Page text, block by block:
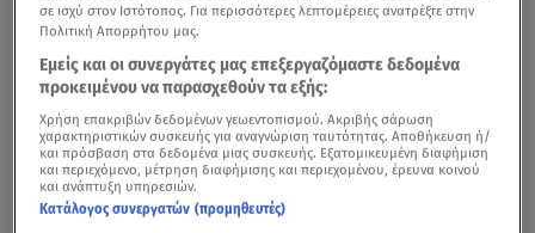
τη νέα κορυφαία έκδοση του δημοφιλούς, αμιγώς
ηλεκτρικού SUV,Το ATTO 2 Comfort διαθέτει μια
ελαφρώς ανανεωμένη εσωτερική διαρρύθμιση
συγκριτικά με τις υπόλοιπες εκδόσεις
, ενώ η καμπίνα
συνδυάζει κομψό σχεδιασμό και υλικά premium
ποιότητας με ευρυχωρία και έξυπνα ενσωματωμένη
τεχνολογία. με μεγαλύτερη χωρητικότητα μπαταρίας,
σε ισχύ στον Ιστότοπος. Για περισσότερες λεπτομέρειες ανατρέξτε στην
Πολιτική Απορρήτου μας.
Εμείς και οι συνεργάτες μας επεξεργαζόμαστε δεδομένα
προκειμένου να παρασχεθούν τα εξής:
Χρήση επακριβών δεδομένων γεωεντοπισμού. Ακριβής σάρωση
χαρακτηριστικών συσκευής για αναγνώριση ταυτότητας. Αποθήκευση ή/
και πρόσβαση στα δεδομένα μιας συσκευής. Εξατομικευμένη διαφήμιση
και περιεχόμενο, μέτρηση διαφήμισης και περιεχομένου, έρευνα κοινού
και ανάπτυξη υπηρεσιών.
Κατάλογος συνεργατών (προμηθευτές)